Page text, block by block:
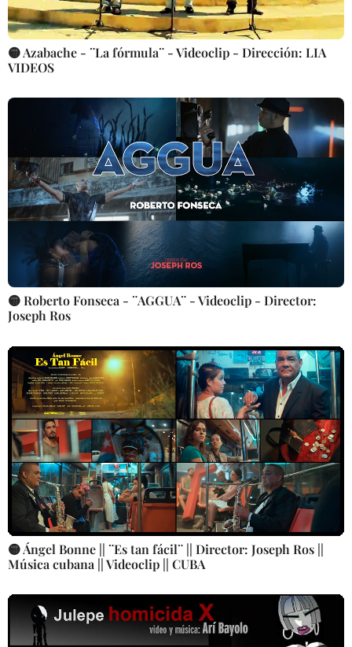
🟡 Azabache - ¨La fórmula¨ - Videoclip - Dirección: LIA
VIDEOS
🟡 Roberto Fonseca - ¨AGGUA¨ - Videoclip - Director:
Joseph Ros
🟡 Ángel Bonne || ¨Es tan fácil¨ || Director: Joseph Ros ||
Música cubana || Videoclip || CUBA